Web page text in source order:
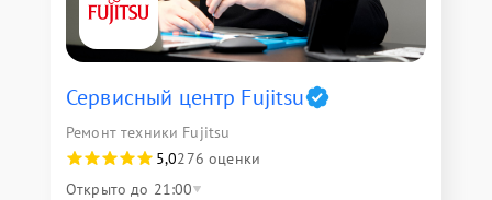
Сервисный центр Fujitsu
Ремонт техники Fujitsu
5,0276 оценки
Открыто до 21:00